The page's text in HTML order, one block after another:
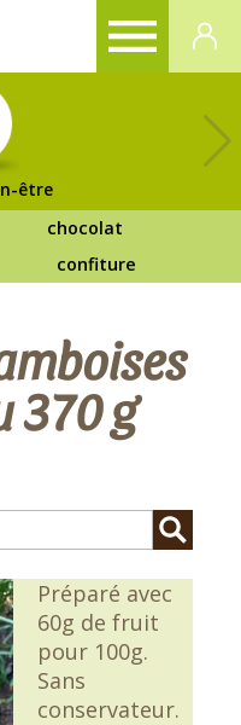
être
chocolat
confiture
370 g
Préparé avec
60g de fruit
pour 100g.
Sans
conservateur.